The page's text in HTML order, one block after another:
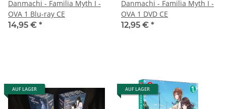
Danmachi - Familia Myth I -
OVA 1 Blu-ray CE
14,95 € *
Danmachi - Familia Myth I -
OVA 1 DVD CE
12,95 € *
AUF LAGER AUF LAGER